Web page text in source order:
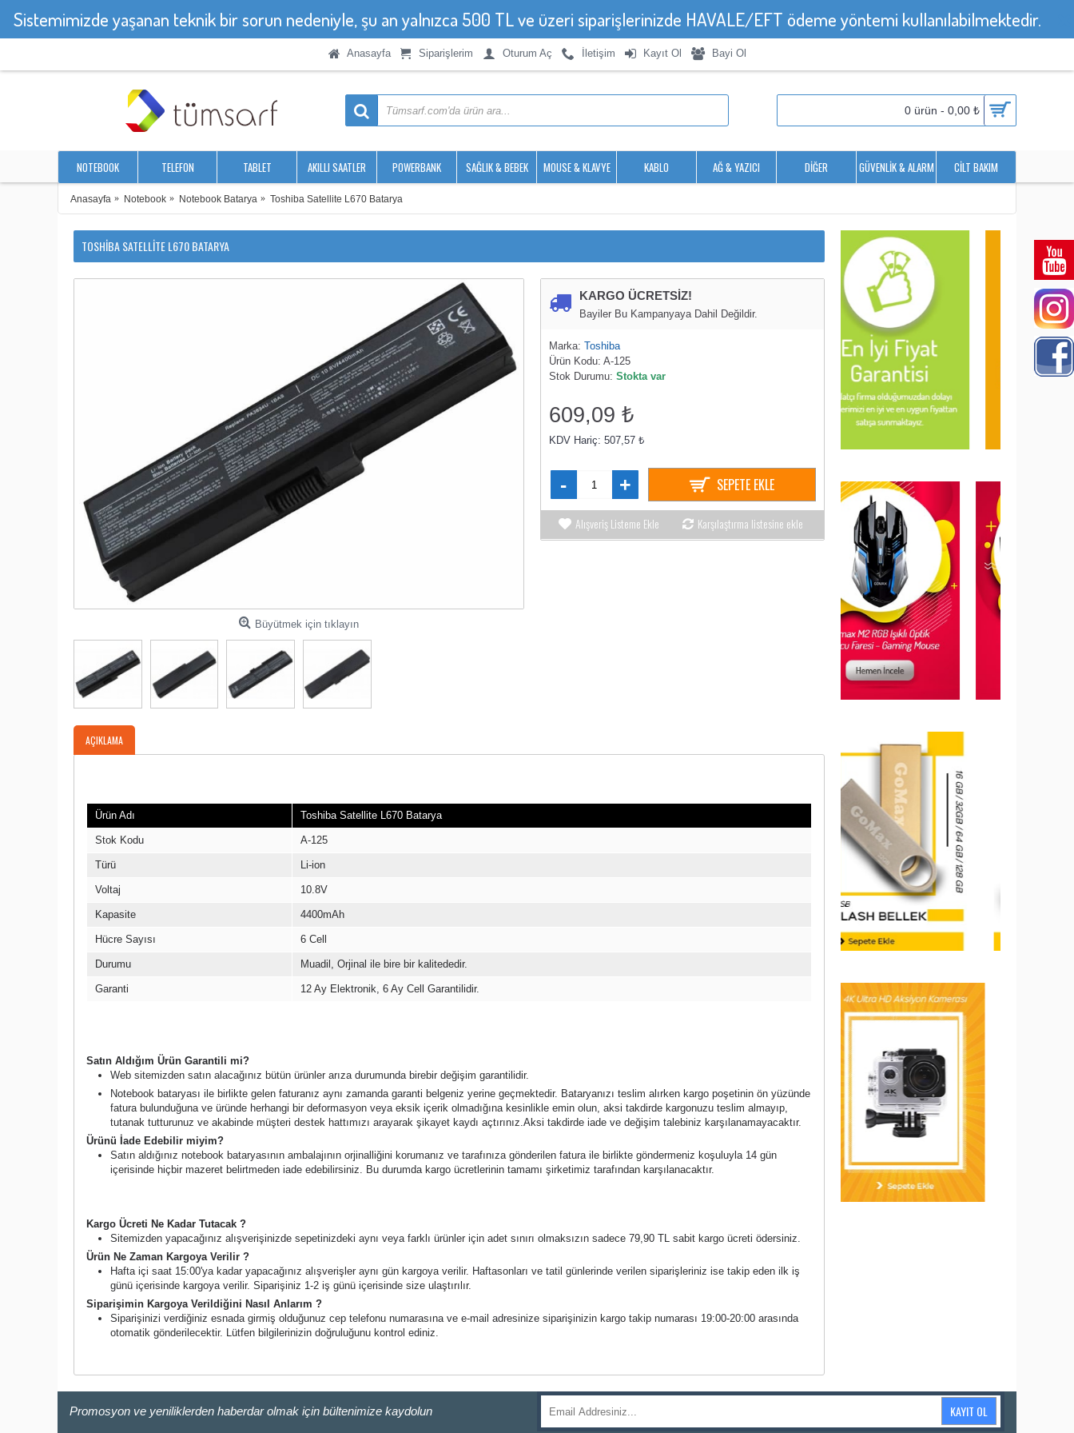
Sistemimizde yaşanan teknik bir sorun nedeniyle, şu an yalnızca 500 TL ve üzeri siparişlerinizde HAVALE/EFT ödeme yöntemi kullanılabilmektedir.
Anasayfa Siparişlerim Oturum Aç İletişim Kayıt Ol Bayi Ol
0 ürün - 0,00 ₺
NOTEBOOK TELEFON TABLET AKILLI SAATLER POWERBANK SAĞLIK & BEBEK MOUSE & KLAVYE KABLO AĞ & YAZICI DIĞER GÜVENLIK & ALARM CILT BAKIM
Anasayfa Notebook Notebook Batarya Toshiba Satellite L670 Batarya
TOSHIBA SATELLITE L670 BATARYA
Büyütmek için tıklayın
KARGO ÜCRETSİZ!
Bayiler Bu Kampanyaya Dahil Değildir.
Marka: Toshiba
Ürün Kodu: A-125
Stok Durumu: Stokta var
609,09 ₺
KDV Hariç: 507,57 ₺
- + SEPETE EKLE
Alışveriş Listeme Ekle Karşılaştırma listesine ekle
AÇIKLAMA
Ürün Adı Toshiba Satellite L670 Batarya
Stok Kodu A-125
Türü Li-ion
Voltaj 10.8V
Kapasite 4400mAh
Hücre Sayısı 6 Cell
Durumu Muadil, Orjinal ile bire bir kalitededir.
Garanti 12 Ay Elektronik, 6 Ay Cell Garantilidir.
Satın Aldığım Ürün Garantili mi?
Web sitemizden satın alacağınız bütün ürünler arıza durumunda birebir değişim garantilidir.
Notebook bataryası ile birlikte gelen faturanız aynı zamanda garanti belgeniz yerine geçmektedir. Bataryanızı teslim alırken kargo poşetinin ön yüzünde
fatura bulunduğuna ve üründe herhangi bir deformasyon veya eksik içerik olmadığına kesinlikle emin olun, aksi takdirde kargonuzu teslim almayıp,
tutanak tutturunuz ve akabinde müşteri destek hattımızı arayarak şikayet kaydı açtırınız. Aksi takdirde iade ve değişim talebiniz karşılanamayacaktır.
Ürünü İade Edebilir miyim?
Satın aldığınız notebook bataryasının ambalajının orjinalliğini korumanız ve tarafınıza gönderilen fatura ile birlikte göndermeniz koşuluyla 14 gün
içerisinde hiçbir mazeret belirtmeden iade edebilirsiniz. Bu durumda kargo ücretlerinin tamamı şirketimiz tarafından karşılanacaktır.
Kargo Ücreti Ne Kadar Tutacak ?
Sitemizden yapacağınız alışverişinizde sepetinizdeki aynı veya farklı ürünler için adet sınırı olmaksızın sadece 79,90 TL sabit kargo ücreti ödersiniz.
Ürün Ne Zaman Kargoya Verilir ?
Hafta içi saat 15:00'ya kadar yapacağınız alışverişler aynı gün kargoya verilir. Haftasonları ve tatil günlerinde verilen siparişleriniz ise takip eden ilk iş
günü içerisinde kargoya verilir. Siparişiniz 1-2 iş günü içerisinde size ulaştırılır.
Siparişimin Kargoya Verildiğini Nasıl Anlarım ?
Siparişinizi verdiğiniz esnada girmiş olduğunuz cep telefonu numarasına ve e-mail adresinize siparişinizin kargo takip numarası 19:00-20:00 arasında
otomatik gönderilecektir. Lütfen bilgilerinizin doğruluğunu kontrol ediniz.
Promosyon ve yeniliklerden haberdar olmak için bültenimize kaydolun KAYIT OL